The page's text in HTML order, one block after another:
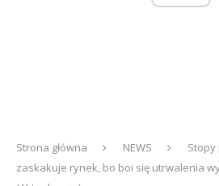
Strona główna NEWS
Stopy
zaskakuje rynek, bo boi się utrwalenia